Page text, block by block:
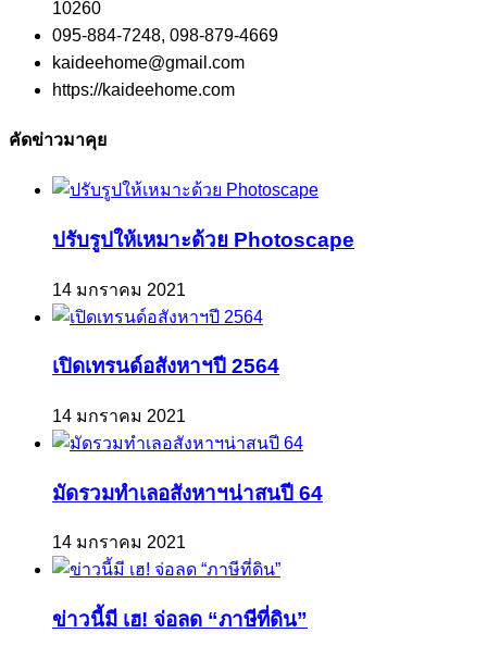
10260
095-884-7248, 098-879-4669
kaideehome@gmail.com
https://kaideehome.com
คัดข่าวมาคุย
ปรับรูปให้เหมาะด้วย Photoscape
14 มกราคม 2021
เปิดเทรนด์อสังหาฯปี 2564
14 มกราคม 2021
มัดรวมทำเลอสังหาฯน่าสนปี 64
14 มกราคม 2021
ข่าวนี้มี เฮ! จ่อลด “ภาษีที่ดิน”